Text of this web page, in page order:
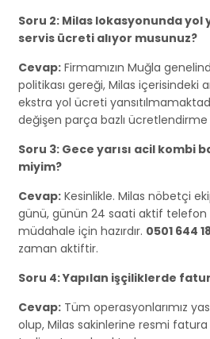
Soru 2: Milas lokasyonunda yol
servis ücreti alıyor musunuz?
Cevap: Firmamızın Muğla
politikası gereği, Milas içerisindeki
ekstra yol ücreti
değişen parça bazlı ücretlendirme
Soru 3: Gece yarısı acil kombi
miyim?
Cevap: Kesinlikle. Milas nöbetçi
günü, günün 24 saati aktif
müdahale için hazırdır. 0501 644
zaman aktiftir.
Soru 4: Yapılan işçiliklerde
Cevap: Tüm operasyonlarımız
olup, Milas sakinlerine resmi